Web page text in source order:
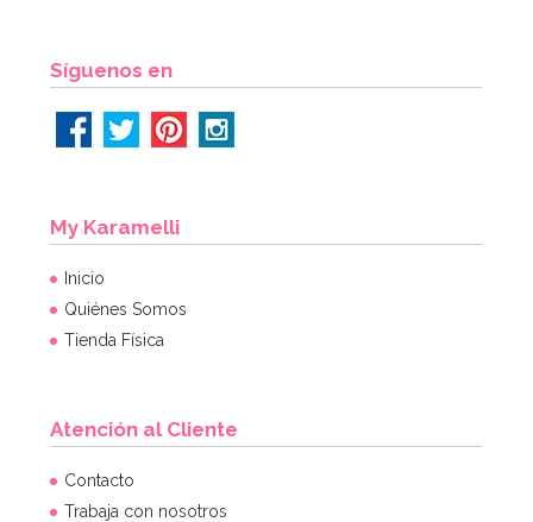
Síguenos en
My Karamelli
Inicio
Quiénes Somos
Tienda Física
Atención al Cliente
Contacto
Trabaja con nosotros